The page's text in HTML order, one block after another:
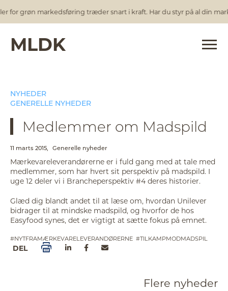
grøn markedsføring træder snart i kraft. Har du styr på al din
MLDK
NYHEDER
GENERELLE NYHEDER
Medlemmer om Madspild
11 marts 2015, Generelle nyheder
Mærkevareleverandørerne er i fuld gang med at tale med
medlemmer, som har hvert sit perspektiv på madspild. I
uge 12 deler vi i Brancheperspektiv #4 deres historier.
Glæd dig blandt andet til at læse om, hvordan Unilever
bidrager til at mindske madspild, og hvorfor de hos
Easyfood synes, det er vigtigt at sætte fokus på emnet.
#NYTFRAMÆRKEVARELEVERANDØRERNE #TILKAMPMODMADSPIL
DEL
Flere nyheder